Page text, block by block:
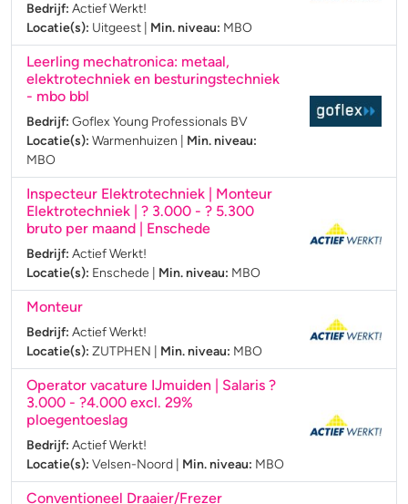
Bedrijf: Actief Werkt!
Locatie(s): Uitgeest Min. niveau: MBO
Leerling mechatronica: metaal,
elektrotechniek en besturingstechniek
- mbo bbl
Bedrijf: Goflex Young Professionals BV
Locatie(s): Warmenhuizen
Min. niveau:
MBO
Inspecteur Elektrotechniek | Monteur
Elektrotechniek | ? 3.000 - ? 5.300
bruto per maand | Enschede
Bedrijf: Actief Werkt!
Locatie(s): Enschede Min. niveau: MBO
Monteur
Bedrijf: Actief Werkt!
Locatie(s): ZUTPHEN Min. niveau: MBO
Operator vacature IJmuiden | Salaris ?
3.000 - ?4.000 excl. 29%
ploegentoeslag
Bedrijf: Actief Werkt!
Locatie(s): Velsen-Noord Min. niveau: MBO
Conventioneel Draaier/Frezer